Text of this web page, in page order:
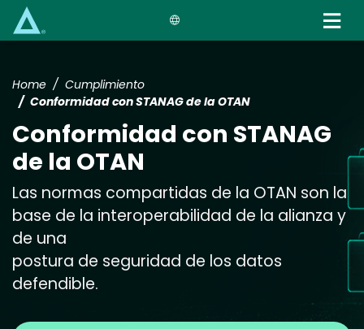
Home
Cumplimiento
Conformidad con STANAG de la OTAN
Conformidad con STANAG
de la OTAN
Las normas compartidas de la OTAN son la
base de la interoperabilidad de la alianza y
de una
postura de seguridad de los datos
defendible.